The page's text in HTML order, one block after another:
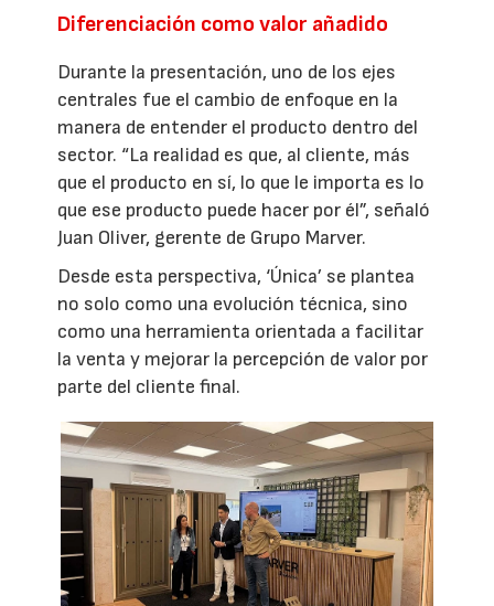
Diferenciación como valor añadido
Durante la presentación, uno de los ejes
centrales fue el cambio de enfoque en la
manera de entender el producto dentro del
sector. “La realidad es que, al cliente, más
que el producto en sí, lo que le importa es lo
que ese producto puede hacer por él”, señaló
Juan Oliver, gerente de Grupo Marver.
Desde esta perspectiva, ‘Única’ se plantea
no solo como una evolución técnica, sino
como una herramienta orientada a facilitar
la venta y mejorar la percepción de valor por
parte del cliente final.